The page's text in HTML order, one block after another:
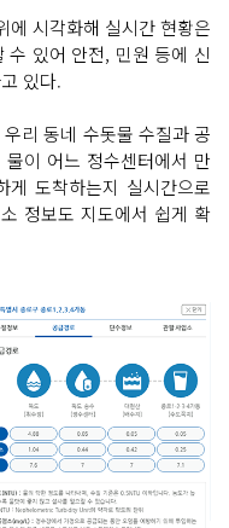
에 시각화해 실시간 현황은
수 있어 안전, 민원 등에 신
있다.
우리 동네 수돗물 수질과 공
이 어느 정수센터에서 만
게 도착하는지 실시간으로
정보도 지도에서 쉽게 확